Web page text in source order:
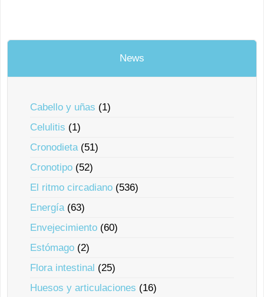
News
Cabello y uñas (1)
Celulitis (1)
Cronodieta(51)
Cronotipo (52)
El ritmo circadiano (536)
Energía(63)
Envejecimiento (60)
Estómago (2)
Flora intestinal (25)
Huesos y articulaciones (16)